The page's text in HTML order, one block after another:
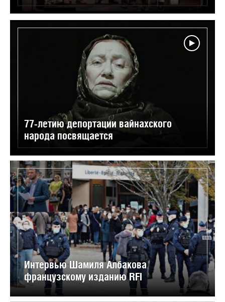
77-летию депортации вайнахского
народа посвящается
Интервью Шамиля Албакова
французскому изданию RFI